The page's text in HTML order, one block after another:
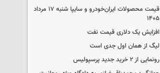
قیمت محصولات ایران‌خودرو و سایپا شنبه ۱۷ مرداد
۱۴۰۵
افزایش یک دلاری قیمت نفت
لیگ از همان اول جدی است
رونمایی از ۲ خرید جدید پرسپولیس